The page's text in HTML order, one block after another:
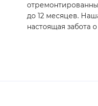
до 12 месяцев.
настоящая забота